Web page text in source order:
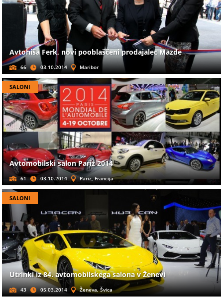
Avtohiša Ferk, novi pooblaščeni prodajalec Mazde
66 03.10.2014 Maribor
SALONI
Avtomobilski salon Pariz 2014
61 03.10.2014 Pariz, Francija
SALONI
Utrinki iz 84. avtomobilskega salona v Ženevi
43 05.03.2014 Ženeva, Švica